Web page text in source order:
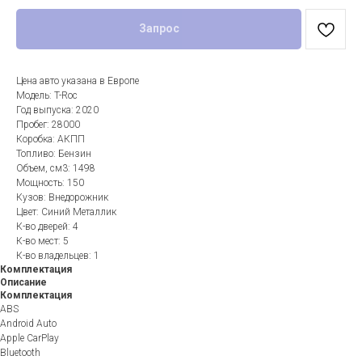
Запрос
Цена авто указана в Европе
Модель: T-Roc
Год выпуска: 2020
Пробег: 28000
Коробка: АКПП
Топливо: Бензин
Объем, см3: 1498
Мощность: 150
Кузов: Внедорожник
Цвет: Синий Металлик
К-во дверей: 4
К-во мест: 5
К-во владельцев: 1
Комплектация
Описание
Комплектация
ABS
Android Auto
Apple CarPlay
Bluetooth